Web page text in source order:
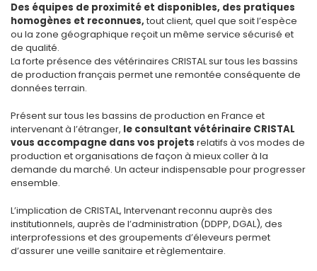
Des équipes de proximité et disponibles, des pratiques
homogènes et reconnues,tout client, quel que soit l’espèce
ou la zone géographique reçoit un même service sécurisé et
de qualité.
La forte présence des vétérinaires CRISTAL sur tous les bassins
de production français permet une remontée conséquente de
données terrain.
Présent sur tous les bassins de production en France et
intervenant à l’étranger, le consultant vétérinaire CRISTAL
vous accompagne dans vos projets relatifs à vos modes de
production et organisations de façon à mieux coller à la
demande du marché. Un acteur indispensable pour progresser
ensemble.
L’implication de CRISTAL, Intervenant reconnu auprès des
institutionnels, auprès de l’administration (DDPP, DGAL), des
interprofessions et des groupements d’éleveurs permet
d’assurer une veille sanitaire et règlementaire.